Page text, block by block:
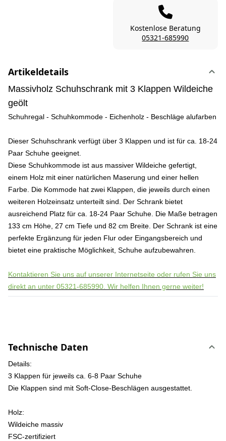
Kostenlose Beratung
05321-685990
Artikeldetails
Massivholz Schuhschrank mit 3 Klappen Wildeiche
geölt
Schuhregal - Schuhkommode - Eichenholz - Beschläge alufarben
Dieser Schuhschrank verfügt über 3 Klappen und ist für ca. 18-24
Paar Schuhe geeignet.
Diese Schuhkommode ist aus massiver Wildeiche gefertigt,
einem Holz mit einer natürlichen Maserung und einer hellen
Farbe. Die Kommode hat zwei Klappen, die jeweils durch einen
weiteren Holzeinsatz unterteilt sind. Der Schrank bietet
ausreichend Platz für ca. 18-24 Paar Schuhe. Die Maße betragen
133 cm Höhe, 27 cm Tiefe und 82 cm Breite. Der Schrank ist eine
perfekte Ergänzung für jeden Flur oder Eingangsbereich und
bietet eine praktische Möglichkeit, Schuhe aufzubewahren.
Kontaktieren Sie uns auf unserer Internetseite oder rufen Sie uns
direkt an unter 05321-685990. Wir helfen Ihnen gerne weiter!
Technische Daten
Details:
3 Klappen für jeweils ca. 6-8 Paar Schuhe
Die Klappen sind mit Soft-Close-Beschlägen ausgestattet.
Holz:
Wildeiche massiv
FSC-zertifiziert